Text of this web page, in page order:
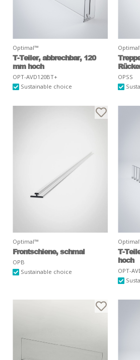
Optimal™
T-Teiler, abbrechbar, 120
mm hoch
OPT-AVD120BT+
Sustainable choice
OPSS
Optimal™
Frontschiene, schmal
OPB
Sustainable choice
T-
hoch
OPT-